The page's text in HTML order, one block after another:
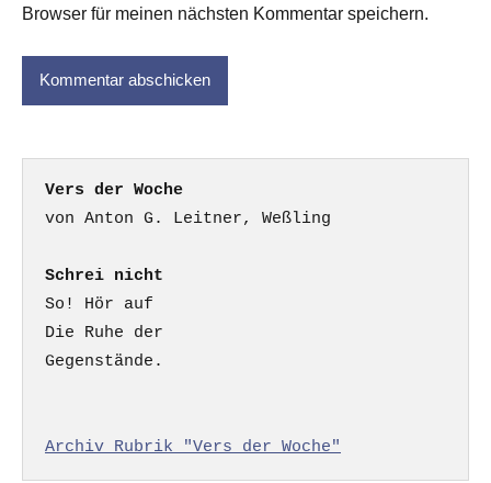
Browser für meinen nächsten Kommentar speichern.
Vers der Woche
Schrei nicht
So! Hör auf
Die Ruhe der
Gegenstände.
Archiv Rubrik "Vers der Woche"